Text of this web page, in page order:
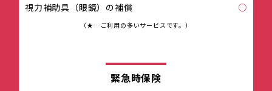
視力補助具（眼鏡）の補償 ○
（★…ご利用の多いサービスです。）
緊急時保険